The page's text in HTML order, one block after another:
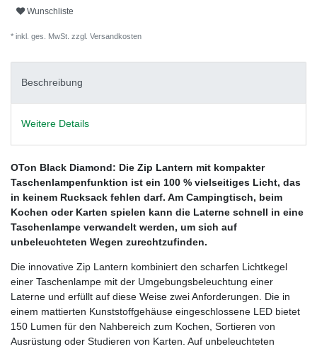
Wunschliste
* inkl. ges. MwSt. zzgl. Versandkosten
Beschreibung
Weitere Details
OTon Black Diamond: Die Zip Lantern mit kompakter
Taschenlampenfunktion ist ein 100 % vielseitiges Licht, das
in keinem Rucksack fehlen darf. Am Campingtisch, beim
Kochen oder Karten spielen kann die Laterne schnell in eine
Taschenlampe verwandelt werden, um sich auf
unbeleuchteten Wegen zurechtzufinden.
Die innovative Zip Lantern kombiniert den scharfen Lichtkegel
einer Taschenlampe mit der Umgebungsbeleuchtung einer
Laterne und erfüllt auf diese Weise zwei Anforderungen. Die in
einem mattierten Kunststoffgehäuse eingeschlossene LED bietet
150 Lumen für den Nahbereich zum Kochen, Sortieren von
Ausrüstung oder Studieren von Karten. Auf unbeleuchteten